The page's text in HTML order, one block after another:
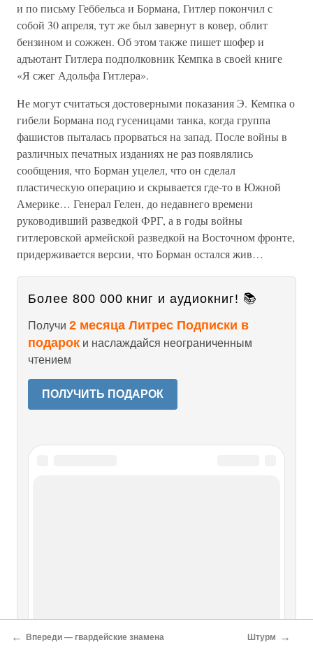
и по письму Геббельса и Бормана, Гитлер покончил с
собой 30 апреля, тут же был завернут в ковер, облит
бензином и сожжен. Об этом также пишет шофер и
адъютант Гитлера подполковник Кемпка в своей книге
«Я сжег Адольфа Гитлера».
Не могут считаться достоверными показания Э. Кемпка о
гибели Бормана под гусеницами танка, когда группа
фашистов пыталась прорваться на запад. После войны в
различных печатных изданиях не раз появлялись
сообщения, что Борман уцелел, что он сделал
пластическую операцию и скрывается где-то в Южной
Америке… Генерал Гелен, до недавнего времени
руководивший разведкой ФРГ, а в годы войны
гитлеровской армейской разведкой на Восточном фронте,
придерживается версии, что Борман остался жив…
Более 800 000 книг и аудиокниг! 📚
Получи 2 месяца Литрес Подписки в
подарок и наслаждайся неограниченным
чтением
ПОЛУЧИТЬ ПОДАРОК
← Впереди — гвардейские знамена Штурм →